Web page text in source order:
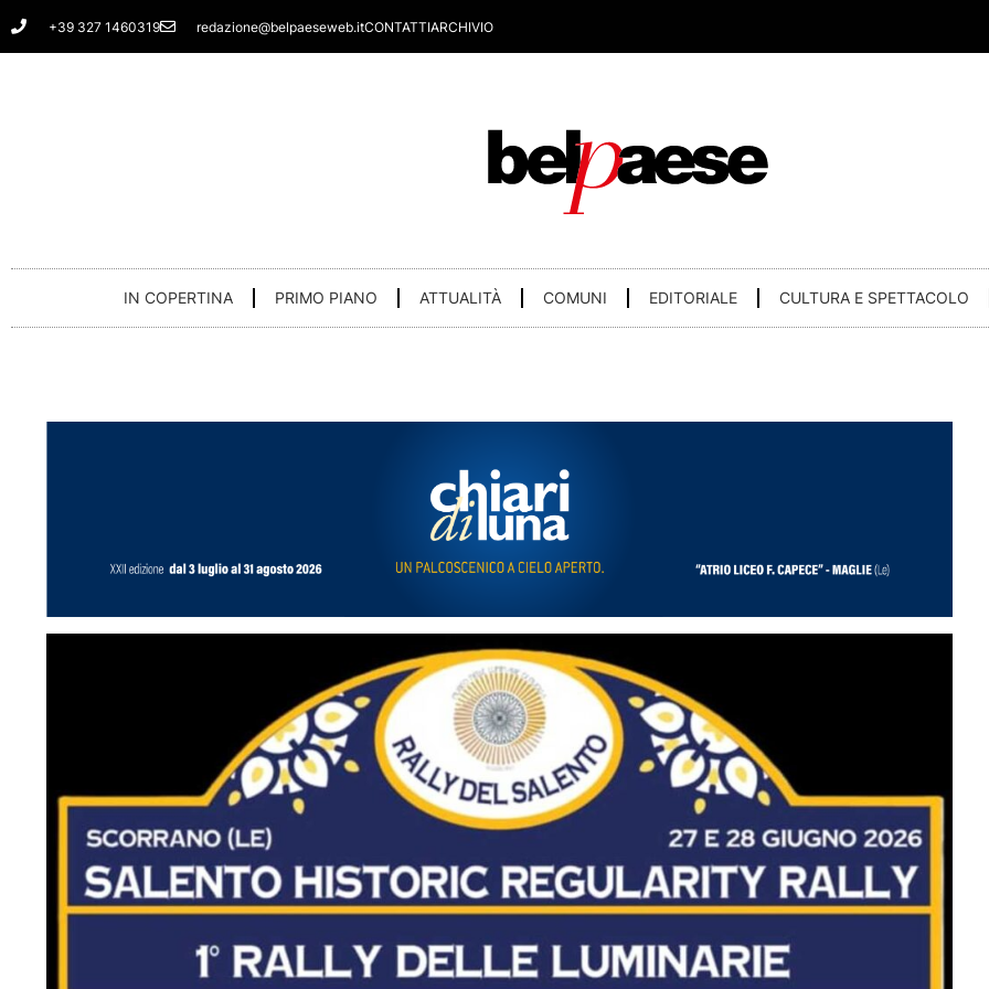
Vai
al
+39 327 1460319 redazione@belpaeseweb.itCONTATTIARCHIVIO
IN COPERTINA PRIMO PIANO ATTUALITÀ COMUNI EDITORIALE CULTURA E SPETTACOLO